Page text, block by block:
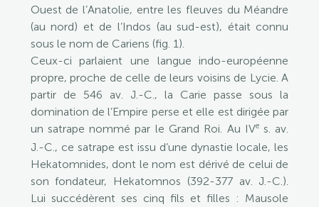
Ouest de l’Anatolie, entre les fleuves du Méandre
(au nord) et de l’Indos (au sud-est), était connu
sous le nom de Cariens (fig. 1).
Ceux-ci parlaient une langue indo-européenne
propre, proche de celle de leurs voisins de Lycie. A
partir de 546 av. J.-C., la Carie passe sous la
domination de l’Empire perse et elle est dirigée par
un satrape nommé par le Grand Roi. Au IVes. av.
J.-C., ce satrape est issu d’une dynastie locale, les
Hekatomnides, dont le nom est dérivé de celui de
son fondateur, Hekatomnos (392-377 av. J.-C.).
Lui succédèrent ses cinq fils et filles : Mausole